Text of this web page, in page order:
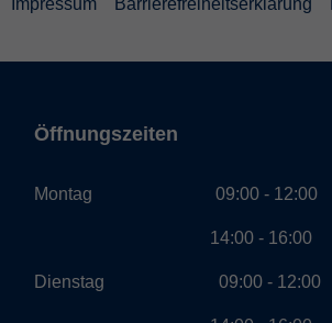
Öffnungszeiten
Montag 09:00 - 12:00
14:00 - 16:00
Dienstag 09:00 - 12:00